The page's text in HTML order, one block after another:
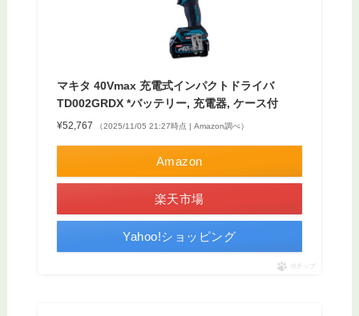
マキタ 40Vmax 充電式インパクトドライバ
TD002GRDX *バッテリー, 充電器, ケース付
¥52,767 （2025/11/05 21:27時点 | Amazon調べ）
Amazon
楽天市場
Yahoo!ショッピング
ポチップ